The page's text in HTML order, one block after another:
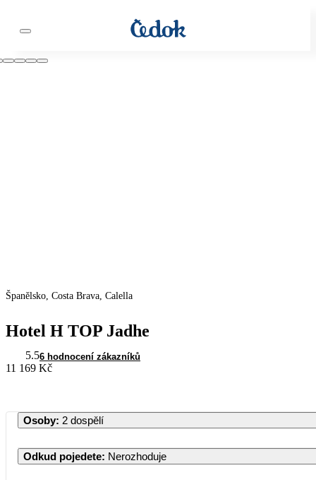
Španělsko, Costa Brava, Calella
Hotel H TOP Jadhe
5.56 hodnocení zákazníků
11 169 Kč
Osoby: 2 dospělí
Odkud pojedete: Nerozhoduje